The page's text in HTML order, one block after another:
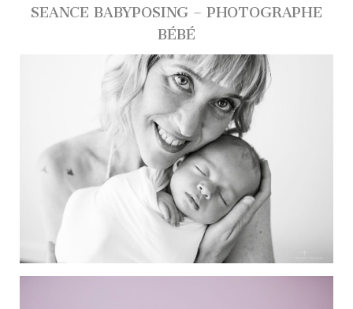
SEANCE BABYPOSING – PHOTOGRAPHE
BÉBÉ